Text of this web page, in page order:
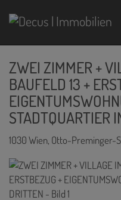
ZWEI ZIMMER +
BAUFELD 13 +
STADTQUARTIER
1030 Wien, Otto-Preminger-